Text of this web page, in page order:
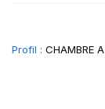
Profil : CHAMBRE